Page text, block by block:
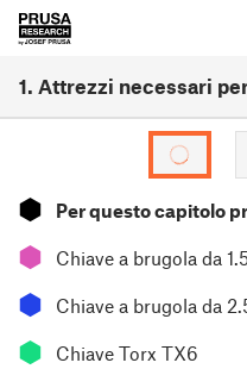
1. Attrezzi necessari
⬢ Per questo capitolo
⬢ Chiave a brugola da
⬢ Chiave a brugola da
⬢ Chiave Torx TX6